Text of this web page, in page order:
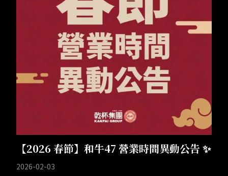
【2026 春節】和牛47 營業時間異動公告 ✨
2026-02-03